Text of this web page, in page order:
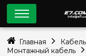
Главная
Монтажный кабель